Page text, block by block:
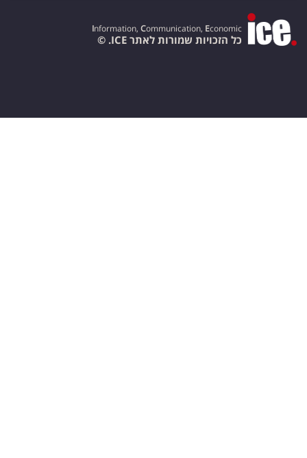
Information, Communication, Economic
כל הזכויות שמורות לאתר ICE. ©